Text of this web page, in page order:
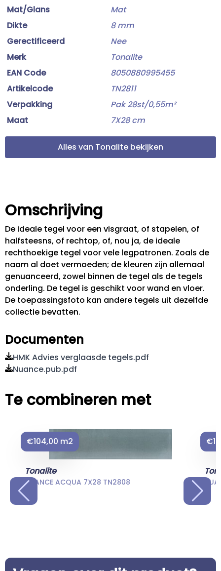
Mat/Glans
Mat
Dikte
8 mm
Gerectificeerd
Nee
Merk
Tonalite
EAN Code
8050880995455
Artikelcode
TN2811
Verpakking
Pak 28st/0,55m²
Maat
7X28 cm
Alles van Tonalite bekijken
Omschrijving
De ideale tegel voor een visgraat, of stapelen, of
halfsteesns, of rechtop, of, nou ja, de ideale
rechthoekige tegel voor vele legpatronen. Zoals de
naam al doet vermoeden; de kleuren zijn allemaal
genuanceerd, zowel binnen de tegel als de tegels
onderling. De tegel is geschikt voor wand en vloer.
De toepassingsfoto kan andere tegels uit dezelfde
collectie bevatten.
Documenten
HMK Advies verglaasde tegels.pdf
Nuance.pub.pdf
Te combineren met
€104,00 m2
Tonalite
NUANCE ACQUA 7X28 TN2808